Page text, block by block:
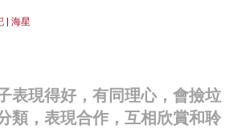
| 海星
表現得好，有同理心，會撿垃
類，表現合作，互相欣賞和聆